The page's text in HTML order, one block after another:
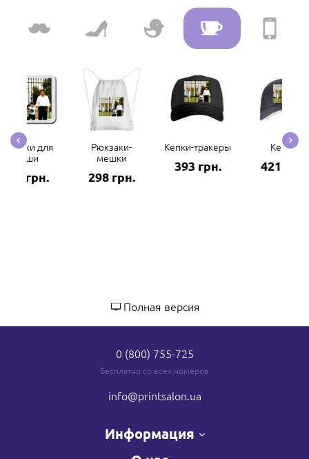
для
мыши
282 грн.
Рюкзаки-
мешки
298 грн.
Кепки-тракеры
393 грн.
Кепки
421 грн.
Полная версия
0 (800) 755-725
Бесплатно со всех номеров
info@printsalon.ua
Информация